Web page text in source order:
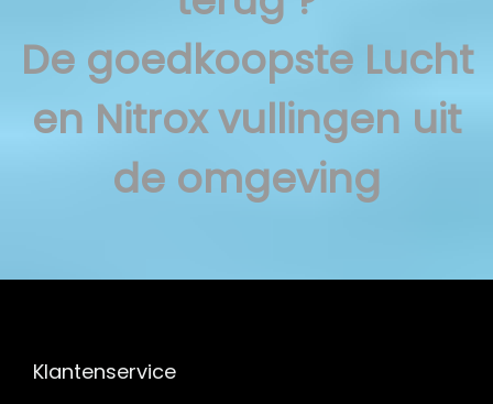
De goedkoopste Lucht
en Nitrox vullingen uit
de omgeving
Klantenservice